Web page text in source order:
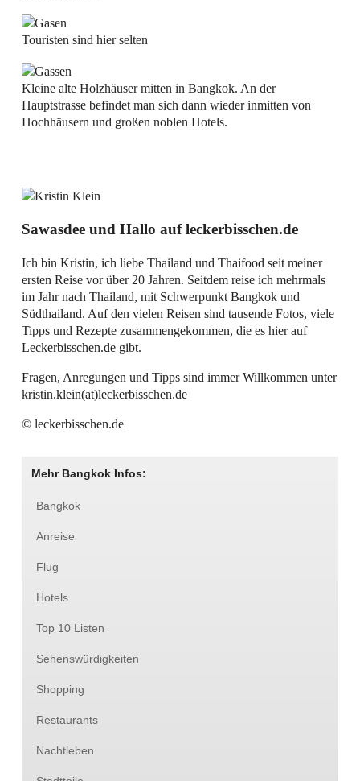
Touristen sind hier selten
Kleine alte Holzhäuser mitten in Bangkok. An der
Hauptstrasse befindet man sich dann wieder inmitten von
Hochhäusern und großen noblen Hotels.
Sawasdee und Hallo auf leckerbisschen.de
Ich bin Kristin, ich liebe Thailand und Thaifood seit meiner
ersten Reise vor über 20 Jahren. Seitdem reise ich mehrmals
im Jahr nach Thailand, mit Schwerpunkt Bangkok und
Südthailand. Auf den vielen Reisen sind tausende Fotos, viele
Tipps und Rezepte zusammengekommen, die es hier auf
Leckerbisschen.de gibt.
Fragen, Anregungen und Tipps sind immer Willkommen unter
kristin.klein(at)leckerbisschen.de
© leckerbisschen.de
Mehr Bangkok Infos:
Bangkok
Anreise
Flug
Hotels
Top 10 Listen
Sehenswürdigkeiten
Shopping
Restaurants
Nachtleben